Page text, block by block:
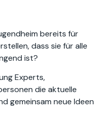
bereits für
dass sie für alle
ist?
Experts,
die aktuelle
gemeinsam neue Ideen